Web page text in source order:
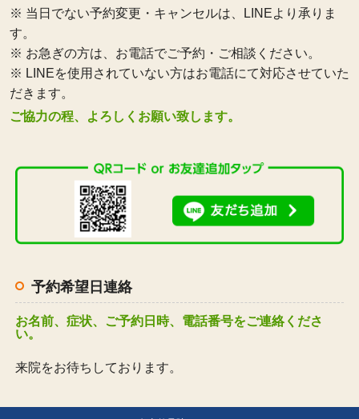
※ 当日でない予約変更・キャンセルは、LINEより承りま
す。
※ お急ぎの方は、お電話でご予約・ご相談ください。
※ LINEを使用されていない方はお電話にて対応させていた
だきます。
ご協力の程、よろしくお願い致します。
予約希望日連絡
お名前、症状、ご予約日時、電話番号をご連絡くださ
い。
来院をお待ちしております。